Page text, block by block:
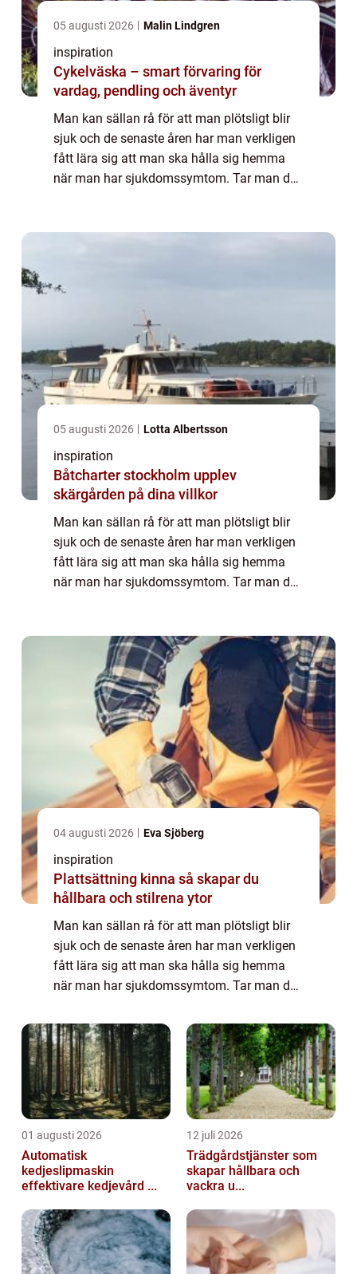
05 augusti 2026 Malin Lindgren
inspiration
Cykelväska – smart förvaring för
vardag, pendling och äventyr
Man kan sällan rå för att man plötsligt blir
sjuk och de senaste åren har man verkligen
fått lära sig att man ska hålla sig hemma
när man har sjukdomssymtom. Tar man det
05 augusti 2026 Lotta Albertsson
inspiration
Båtcharter stockholm upplev
skärgården på dina villkor
Man kan sällan rå för att man plötsligt blir
sjuk och de senaste åren har man verkligen
fått lära sig att man ska hålla sig hemma
när man har sjukdomssymtom. Tar man det
04 augusti 2026 Eva Sjöberg
inspiration
Plattsättning kinna så skapar du
hållbara och stilrena ytor
Man kan sällan rå för att man plötsligt blir
sjuk och de senaste åren har man verkligen
fått lära sig att man ska hålla sig hemma
när man har sjukdomssymtom. Tar man det
dessutom riskerar man att smitta andra...
01 augusti 2026
Automatisk
kedjeslipmaskin
effektivare kedjevård ...
12 juli 2026
Trädgårdstjänster som
skapar hållbara och
vackra u...